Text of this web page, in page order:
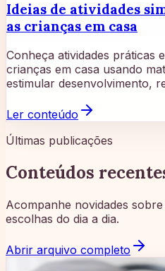
Ideias de atividades
as crianças em casa
Conheça atividades práticas
crianças em casa usando
estimular desenvolvimento,
Ler conteúdo
Últimas publicações
Conteúdos
Acompanhe novidades
escolhas do dia a dia.
Abrir arquivo completo